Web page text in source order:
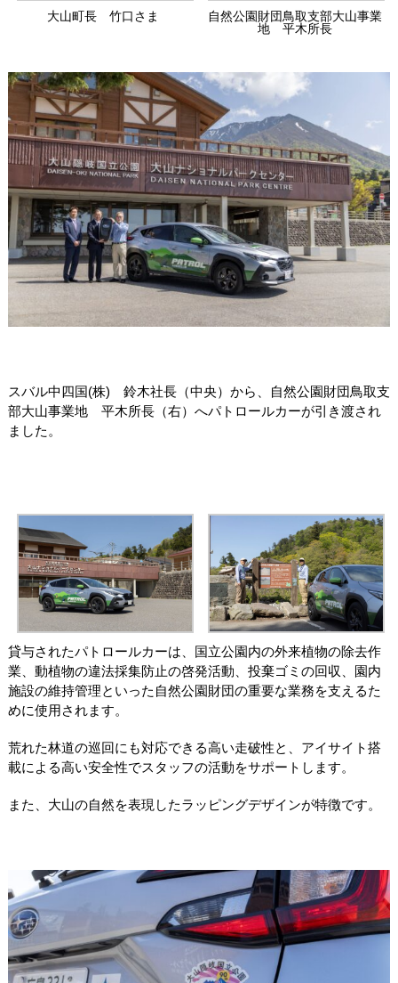
大山町長 竹口さま
自然公園財団鳥取支部大山事業
地 平木所長
スバル中四国(株) 鈴木社長（中央）から、自然公園財団鳥取支
部大山事業地 平木所長（右）へパトロールカーが引き渡され
ました。
貸与されたパトロールカーは、国立公園内の外来植物の除去作
業、動植物の違法採集防止の啓発活動、投棄ゴミの回収、園内
施設の維持管理といった自然公園財団の重要な業務を支えるた
めに使用されます。
荒れた林道の巡回にも対応できる高い走破性と、アイサイト搭
載による高い安全性でスタッフの活動をサポートします。
また、大山の自然を表現したラッピングデザインが特徴です。